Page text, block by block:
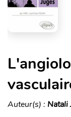
Auteur(s) : Natali